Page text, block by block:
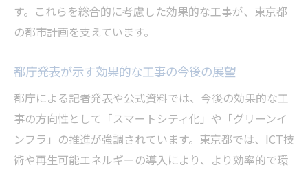
す。これらを総合的に考慮した効果的な工事が、東京都
の都市計画を支えています。
都庁発表が示す効果的な工事の今後の展望
都庁による記者発表や公式資料では、今後の効果的な工
事の方向性として「スマートシティ化」や「グリーンイ
ンフラ」の推進が強調されています。東京都では、ICT技
術や再生可能エネルギーの導入により、より効率的で環